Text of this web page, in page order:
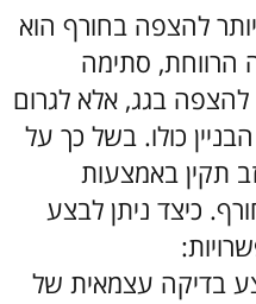
להצפה בחורף הוא
הרווחת, סתימה
להצפה בגג, אלא לגרום
כולו. בשל כך על
תקין באמצעות
כיצד ניתן לבצע
בדיקה עצמאית של